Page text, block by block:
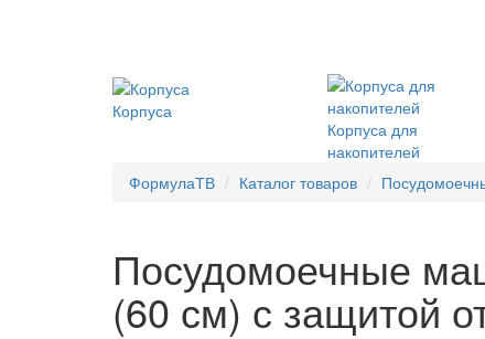
Корпуса
Корпуса для
накопителей
ФормулаТВ Каталог товаров
Посудомоечные
(60 см) с защитой